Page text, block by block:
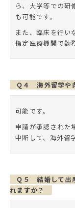
ら、大学等での研
も可能です。
また、臨床を行い
指定医療機関で勤
Q４ 海外留学や
可能です。
申請が承認された
中断して、海外留
Q５ 結婚して出
れますか？